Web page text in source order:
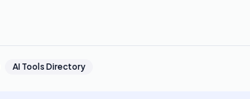
AI Tools Directory